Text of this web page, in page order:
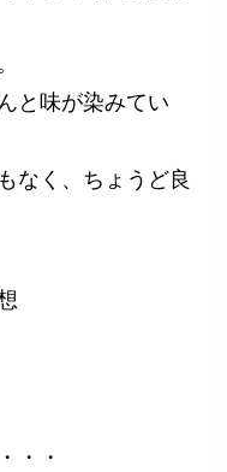
と味が染みてい
なく、ちょうど良
・・